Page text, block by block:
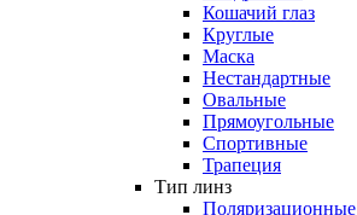
Кошачий глаз
Круглые
Маска
Нестандартные
Овальные
Прямоугольные
Спортивные
Трапеция
Тип линз
Поляризационные